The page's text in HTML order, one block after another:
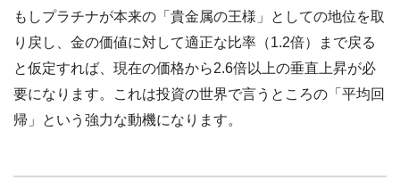
もしプラチナが本来の「貴金属の王様」としての地位を取
り戻し、金の価値に対して適正な比率（1.2倍）まで戻る
と仮定すれば、現在の価格から2.6倍以上の垂直上昇が必
要になります。これは投資の世界で言うところの「平均回
帰」という強力な動機になります。